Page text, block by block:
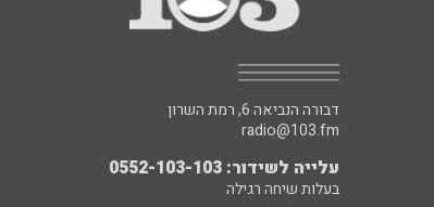
דבורה הנביאה 6, רמת השרון
radio@103.fm
עלייה לשידור: 0552-103-103
בעלות שיחה רגילה